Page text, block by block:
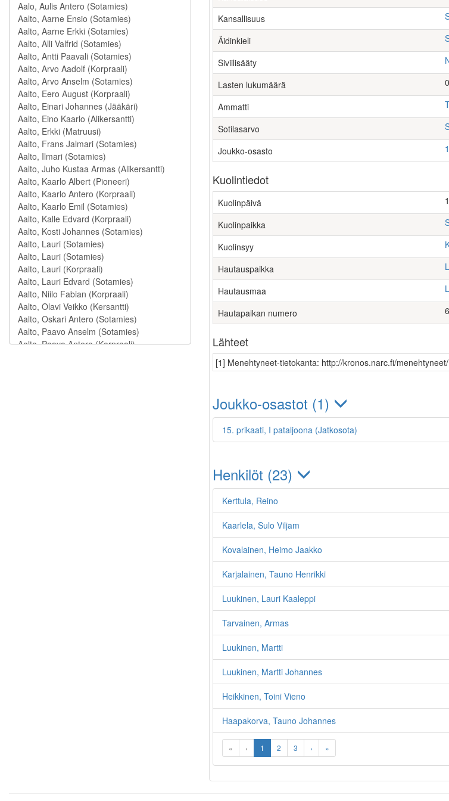
Kansallisuus
Äidinkieli
Siviilisääty
Lasten lukumäärä
Ammatti
Sotilasarvo
Joukko-osasto
Kuolintiedot
Kuolinpäivä
Kuolinpaikka
Kuolinsyy
Hautauspaikka
Hautausmaa
Hautapaikan numero
Lähteet
[1] Menehtyneet-tietokanta: http://kronos.narc.fi/menehtyneet/
Joukko-osastot (1)
15. prikaati, I pataljoona (Jatkosota)
Henkilöt (23)
Kerttula, Reino
Kaarlela, Sulo Viljam
Kovalainen, Heimo Jaakko
Karjalainen, Tauno Henrikki
Luukinen, Lauri Kaaleppi
Tarvainen, Armas
Luukinen, Martti
Luukinen, Martti Johannes
Heikkinen, Toini Vieno
Haapakorva, Tauno Johannes
« ‹ 1 2 3 › »